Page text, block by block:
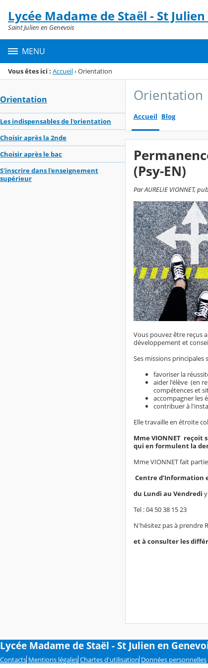
Menu de la rubrique
Contenu
Lycée Madame de Staël - St
Saint Julien en Genevois
MENU
Vous êtes ici : Accueil›Orientation
Orientation
Les indispensables de l'orientation
Choisir après la 2nde
Choisir après le bac
S'inscrire dans l'enseignement
supérieur
Orientation
Accueil Blog
(Psy-EN)
Par AURELIE VIONNET,
Vous pouvez être reçus
développement et
Ses missions principales
favoriser la
aider l'élève (en
compétences et
accompagner les
contribuer à
Elle travaille en étroite
Mme VIONNET reçoit
qui en formulent la
Mme VIONNET fait
Centre d’Information
du Lundi au Vendredi
Tel : 04 50 38 15 23
N'hésitez pas à prendre
et à consulter les
Lycée Madame de Staël - St Julien en
Contacts Mentions légales Chartes d'utilisation Données personnelles